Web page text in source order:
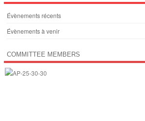
Évènements récents
Évènements à venir
COMMITTEE MEMBERS